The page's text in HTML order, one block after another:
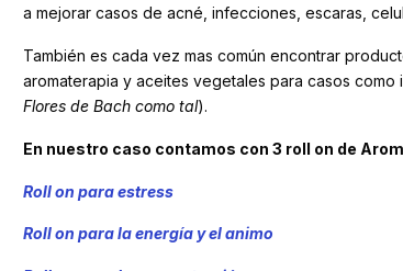
a mejorar casos de acné, infecciones, escaras,
También es cada vez mas común encontrar
aromaterapia y aceites vegetales para casos
Flores de Bach como tal).
En nuestro caso contamos con 3 roll on de
Roll on para estress
Roll on para la energía y el animo